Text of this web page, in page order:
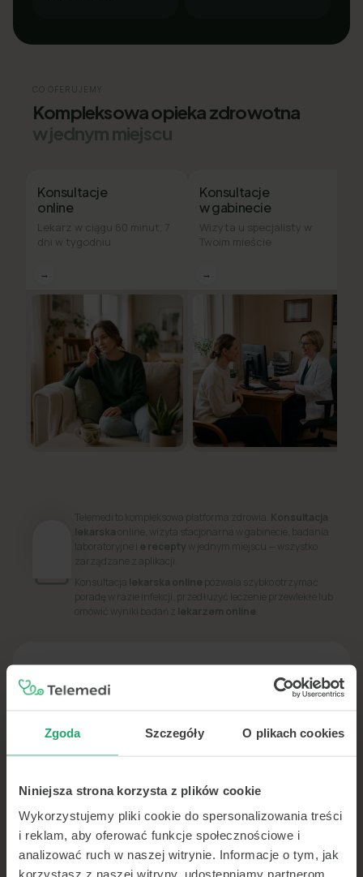
Zgoda Szczegóły O plikach cookies
Niniejsza strona korzysta z plików cookie
Wykorzystujemy pliki cookie do spersonalizowania treści
i reklam, aby oferować funkcje społecznościowe i
analizować ruch w naszej witrynie. Informacje o tym, jak
korzystasz z naszej witryny, udostępniamy partnerom
CO OFERUJEMY
Kompleksowa opieka zdrowotna
w jednym miejscu
Konsultacje
online
Lekarz w ciągu 60 minut, 7
dni w tygodniu
→
Konsultacje
w gabinecie
Wizyta u specjalisty w
Twoim mieście
→
Telemedi to kompleksowa platforma zdrowia. Konsultacja
lekarskaonline, wizyta stacjonarna w gabinecie, badania
laboratoryjne i e recepty w jednym miejscu — wszystko
zarządzane z aplikacji.
Konsultacja lekarska online pozwala szybko otrzymać
poradę w razie infekcji, przedłużyć leczenie przewlekłe lub
omówić wyniki badań z lekarzem online